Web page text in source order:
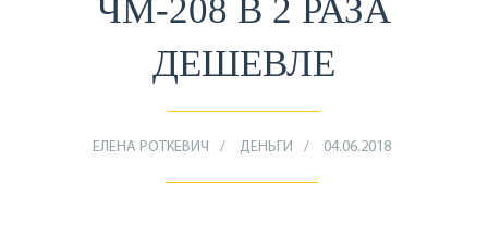
ЧМ-208 В 2 РАЗА
ДЕШЕВЛЕ
ЕЛЕНА РОТКЕВИЧ ДЕНЬГИ 04.06.2018